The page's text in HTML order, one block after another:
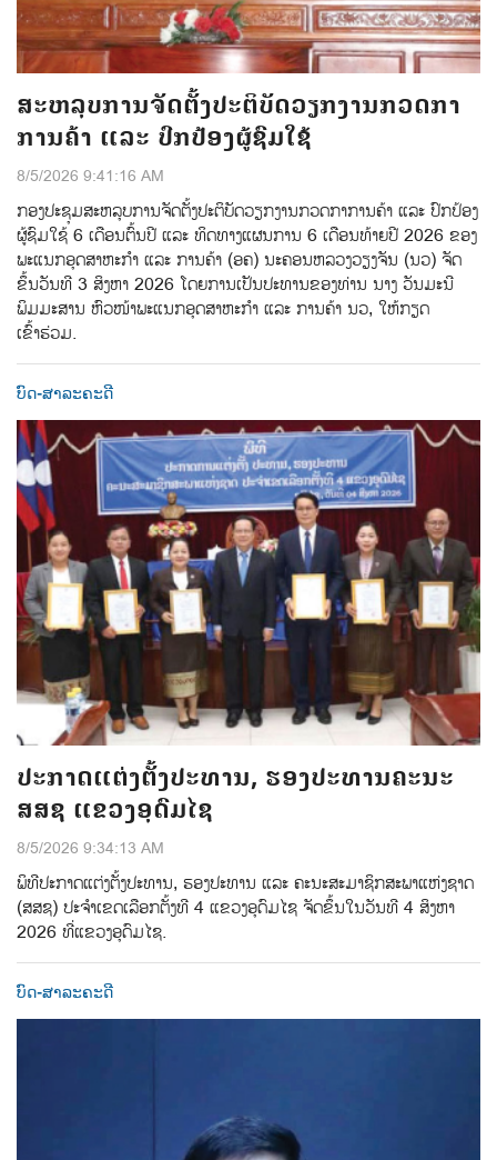
ສະຫລຸບການຈັດຕັ້ງປະຕິບັດວຽກງານກວດກາ
ການຄ້າ ແລະ ປົກປ້ອງຜູ້ຊົມໃຊ້
8/5/2026 9:41:16 AM
ກອງປະຊຸມສະຫລຸບການຈັດຕັ້ງປະຕິບັດວຽກງານກວດກາການຄ້າ ແລະ ປົກປ້ອງ
ຜູ້ຊົມໃຊ້ 6 ເດືອນຕົ້ນປີ ແລະ ທິດທາງແຜນການ 6 ເດືອນທ້າຍປີ 2026 ຂອງ
ພະແນກອຸດສາຫະກຳ ແລະ ການຄ້າ (ອຄ) ນະຄອນຫລວງວຽງຈັນ (ນວ) ຈັດ
ຂຶ້ນວັນທີ 3 ສິງຫາ 2026 ໂດຍການເປັນປະທານຂອງທ່ານ ນາງ ວັນມະນີ
ພິມມະສານ ຫົວໜ້າພະແນກອຸດສາຫະກຳ ແລະ ການຄ້າ ນວ, ໃຫ້ກຽດ
ເຂົ້າຮ່ວມ.
ບົດ-ສາລະຄະດີ
ປະກາດແຕ່ງຕັ້ງປະທານ, ຮອງປະທານຄະນະ
ສສຊ ແຂວງອຸດົມໄຊ
8/5/2026 9:34:13 AM
ພິທີປະກາດແຕ່ງຕ້ັງປະທານ, ຮອງປະທານ ແລະ ຄະນະສະມາຊິກສະພາແຫ່ງຊາດ
(ສສຊ) ປະຈຳເຂດເລືອກຕັ້ງທີ 4 ແຂວງອຸດົມໄຊ ຈັດຂຶ້ນໃນວັນທີ 4 ສິງຫາ
2026 ທີ່ແຂວງອຸດົມໄຊ.
ບົດ-ສາລະຄະດີ